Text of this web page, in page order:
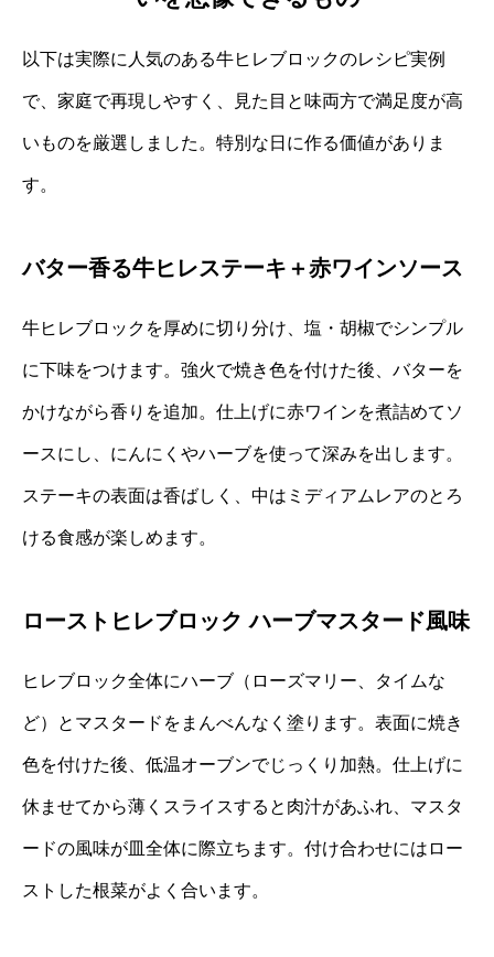
以下は実際に人気のある牛ヒレブロックのレシピ実例
で、家庭で再現しやすく、見た目と味両方で満足度が高
いものを厳選しました。特別な日に作る価値がありま
す。
バター香る牛ヒレステーキ＋赤ワインソース
牛ヒレブロックを厚めに切り分け、塩・胡椒でシンプル
に下味をつけます。強火で焼き色を付けた後、バターを
かけながら香りを追加。仕上げに赤ワインを煮詰めてソ
ースにし、にんにくやハーブを使って深みを出します。
ステーキの表面は香ばしく、中はミディアムレアのとろ
ける食感が楽しめます。
ローストヒレブロック ハーブマスタード風味
ヒレブロック全体にハーブ（ローズマリー、タイムな
ど）とマスタードをまんべんなく塗ります。表面に焼き
色を付けた後、低温オーブンでじっくり加熱。仕上げに
休ませてから薄くスライスすると肉汁があふれ、マスタ
ードの風味が皿全体に際立ちます。付け合わせにはロー
ストした根菜がよく合います。